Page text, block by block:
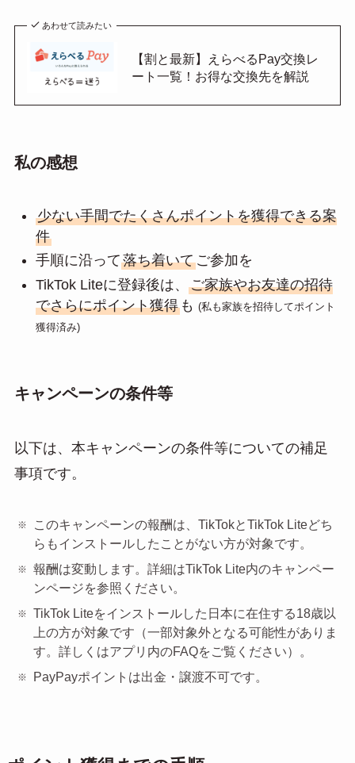
あわせて読みたい
【割と最新】えらべるPay交換レ
ート一覧！お得な交換先を解説
私の感想
少ない手間でたくさんポイントを獲得できる案
件
手順に沿って落ち着いてご参加を
TikTok Liteに登録後は、 ご家族やお友達の招待
でさらにポイント獲得も (私も家族を招待してポイント
獲得済み)
キャンペーンの条件等
以下は、本キャンペーンの条件等についての補足
事項です。
このキャンペーンの報酬は、TikTokとTikTok Liteどち
らもインストールしたことがない方が対象です。
報酬は変動します。詳細はTikTok Lite内のキャンペー
ンページを参照ください。
TikTok Liteをインストールした日本に在住する18歳以
上の方が対象です（一部対象外となる可能性がありま
す。詳しくはアプリ内のFAQをご覧ください）。
PayPayポイントは出金・譲渡不可です。